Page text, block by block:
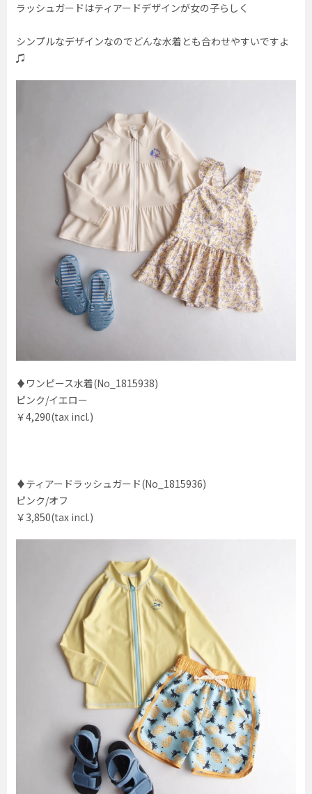
ラッシュガードはティアードデザインが女の子らしく
シンプルなデザインなのでどんな水着とも合わせやすいですよ
♫
♦ワンピース水着(No_1815938)
ピンク/イエロー
￥4,290(tax incl.)
♦ティアードラッシュガード(No_1815936)
ピンク/オフ
￥3,850(tax incl.)